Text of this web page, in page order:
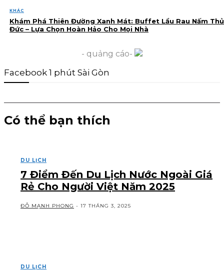
KHÁC
Khám Phá Thiên Đường Xanh Mát: Buffet Lẩu Rau Nấm Thủ
Đức – Lựa Chọn Hoàn Hảo Cho Mọi Nhà
- quảng cáo-
Facebook 1 phút Sài Gòn
Có thể bạn thích
DU LỊCH
7 Điểm Đến Du Lịch Nước Ngoài Giá
Rẻ Cho Người Việt Năm 2025
ĐỖ MẠNH PHONG - 17 THÁNG 3, 2025
DU LỊCH